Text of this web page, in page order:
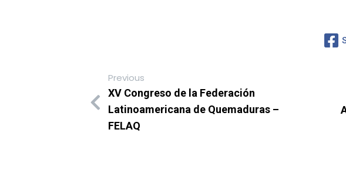
Previous
XV Congreso de la Federación
Latinoamericana de Quemaduras –
FELAQ